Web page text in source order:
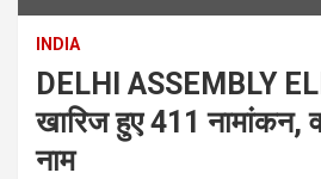
INDIA
DELHI ASSEMBLY
खारिज हुए 411 नामांकन,
नाम